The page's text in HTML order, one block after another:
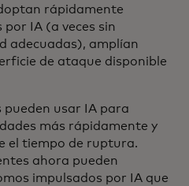
rápidamente
IA (a veces sin
adecuadas), amplían
de ataque disponible
pueden usar IA para
más rápidamente y
el tiempo de ruptura.
ahora pueden
impulsados por IA que